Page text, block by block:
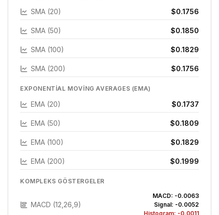
SMA (20) $0.1756
SMA (50) $0.1850
SMA (100) $0.1829
SMA (200) $0.1756
EXPONENTIAL MOVING AVERAGES (EMA)
EMA (20) $0.1737
EMA (50) $0.1809
EMA (100) $0.1829
EMA (200) $0.1999
KOMPLEKS GÖSTERGELER
MACD (12,26,9)
MACD: -0.0063
Signal: -0.0052
Histogram: -0.0011